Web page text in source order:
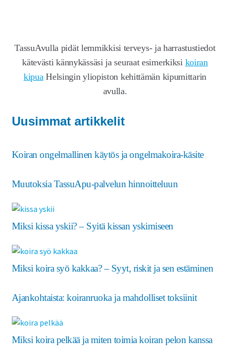
TassuAvulla pidät lemmikkisi terveys- ja harrastustiedot
kätevästi kännykässäsi ja seuraat esimerkiksi koiran
kipuaHelsingin yliopiston kehittämän kipumittarin
avulla.
Uusimmat artikkelit
Koiran ongelmallinen käytös ja ongelmakoira-käsite
Muutoksia TassuApu-palvelun hinnoitteluun
Miksi kissa yskii? – Syitä kissan yskimiseen
Miksi koira syö kakkaa? – Syyt, riskit ja sen estäminen
Ajankohtaista: koiranruoka ja mahdolliset toksiinit
Miksi koira pelkää ja miten toimia koiran pelon kanssa